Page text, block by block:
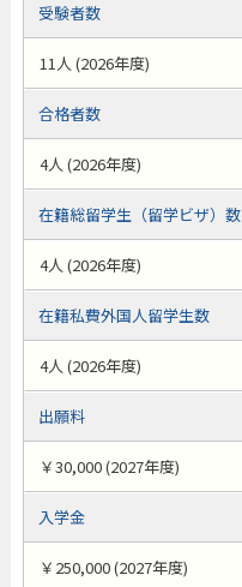
受験者数
11人 (2026年度)
合格者数
4人 (2026年度)
在籍総留学生（留学ビザ）数
4人 (2026年度)
在籍私費外国人留学生数
4人 (2026年度)
出願料
￥30,000 (2027年度)
入学金
￥250,000 (2027年度)